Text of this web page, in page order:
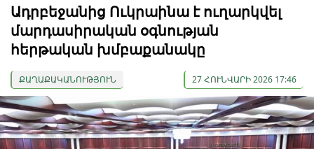
Ադրբեջանից Ուկրաինա է ուղարկվել
մարդասիրական օգնության
հերթական խմբաքանակը
ՔԱՂԱՔԱԿԱՆՈՒԹՅՈՒՆ 27 ՀՈՒՆՎԱՐԻ 2026 17:46